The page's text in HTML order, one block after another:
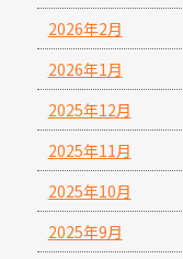
2026年2月
2026年1月
2025年12月
2025年11月
2025年10月
2025年9月